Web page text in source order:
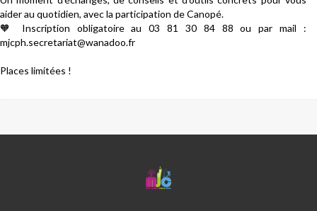
aider au quotidien, avec la participation de Canopé.
🧡
Inscription obligatoire au 03 81 30 84 88 ou par mail :
mjcph.secretariat@wanadoo.fr
Places limitées !
MJC
CENTRE